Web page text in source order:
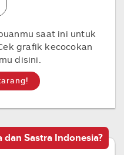
saat ini untuk
grafik kecocokan
disini.
Sastra Indonesia?